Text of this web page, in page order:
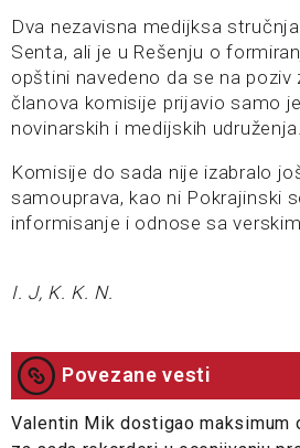
Dva nezavisna medijksa
Senta, ali je u Rešenju o
opštini navedeno da se na poziv
članova komisije prijavio samo
novinarskih i medijskih udruženja.
Komisije do sada nije izabralo
samouprava, kao ni Pokrajinski
informisanje i odnose sa
I. J, K. K. N.
Povezane vesti
Valentin Mik dostigao maksimum